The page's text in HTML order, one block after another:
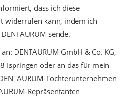
dass ich diese
widerrufen kann, indem ich
sende.
DENTAURUM GmbH & Co. KG,
Ispringen oder an das für mein
Tochterunternehmen
Repräsentanten